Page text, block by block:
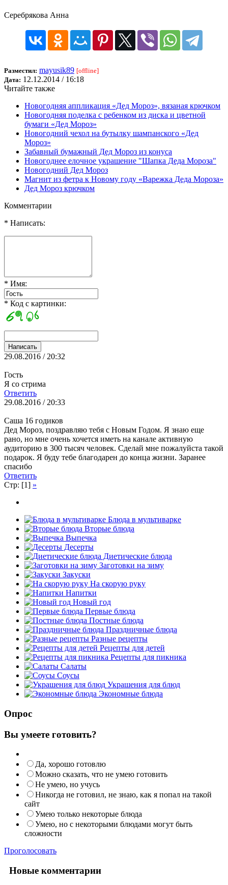
Серебрякова Анна
Разместил: mayusik89 [offline]
Дата: 12.12.2014 / 16:18
Читайте также
Новогодняя аппликация «Дед Мороз», вязаная крючком
Новогодняя поделка с ребенком из диска и цветной
бумаги «Дед Мороз»
Новогодний чехол на бутылку шампанского «Дед
Мороз»
Забавный бумажный Дед Мороз из конуса
Новогоднее елочное украшение "Шапка Деда Мороза"
Новогодний Дед Мороз
Магнит из фетра к Новому году «Варежка Деда Мороза»
Дед Мороз крючком
Комментарии
* Написать:
* Имя:
* Код с картинки:
29.08.2016 / 20:32
Гость
Я со стрима
Ответить
29.08.2016 / 20:33
Саша 16 годиков
Дед Мороз, поздравляю тебя с Новым Годом. Я знаю еще
рано, но мне очень хочется иметь на канале активную
аудиторию в 300 тысяч человек. Сделай мне пожалуйста такой
подарок. Я буду тебе благодарен до конца жизни. Заранее
спасибо
Ответить
Стр: [1] »
Блюда в мультиварке
Вторые блюда
Выпечка
Десерты
Диетические блюда
Заготовки на зиму
Закуски
На скорую руку
Напитки
Новый год
Первые блюда
Постные блюда
Праздничные блюда
Разные рецепты
Рецепты для детей
Рецепты для пикника
Салаты
Соусы
Украшения для блюд
Экономные блюда
Опрос
Вы умеете готовить?
Да, хорошо готовлю
Можно сказать, что не умею готовить
Не умею, но учусь
Никогда не готовил, не знаю, как я попал на такой
сайт
Умею только некоторые блюда
Умею, но с некоторыми блюдами могут быть
сложности
Проголосовать
Новые комментарии